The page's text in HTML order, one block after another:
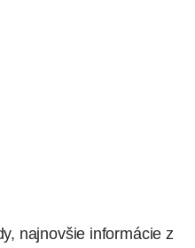
najnovšie informácie z